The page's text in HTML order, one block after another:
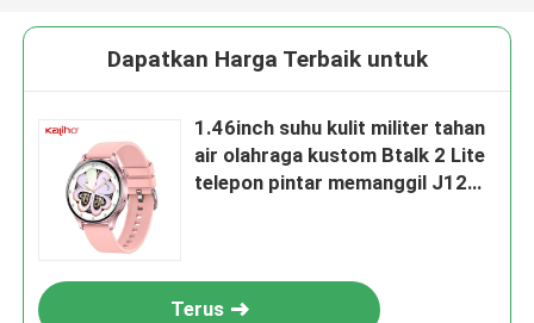
Dapatkan Harga Terbaik untuk
1.46inch suhu kulit militer tahan
air olahraga kustom Btalk 2 Lite
telepon pintar memanggil J12
Terus